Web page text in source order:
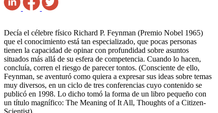
Decía el célebre físico Richard P. Feynman (Premio Nobel 1965)
que el conocimiento está tan especializado, que pocas personas
tienen la capacidad de opinar con profundidad sobre asuntos
situados más allá de su esfera de competencia. Cuando lo hacen,
concluía, corren el riesgo de parecer tontos. (Consciente de ello,
Feynman, se aventuró como quiera a expresar sus ideas sobre temas
muy diversos, en un ciclo de tres conferencias cuyo contenido se
publicó en 1998. Lo dicho tomó la forma de un libro pequeño con
un título magnífico: The Meaning of It All, Thoughts of a Citizen-